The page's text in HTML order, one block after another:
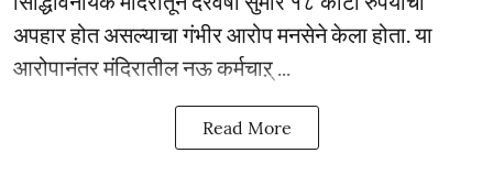
अपहार होत असल्याचा गंभीर आरोप मनसेने केला होता. या
आरोपानंतर मंदिरातील नऊ कर्मचाऱ् ...
Read More